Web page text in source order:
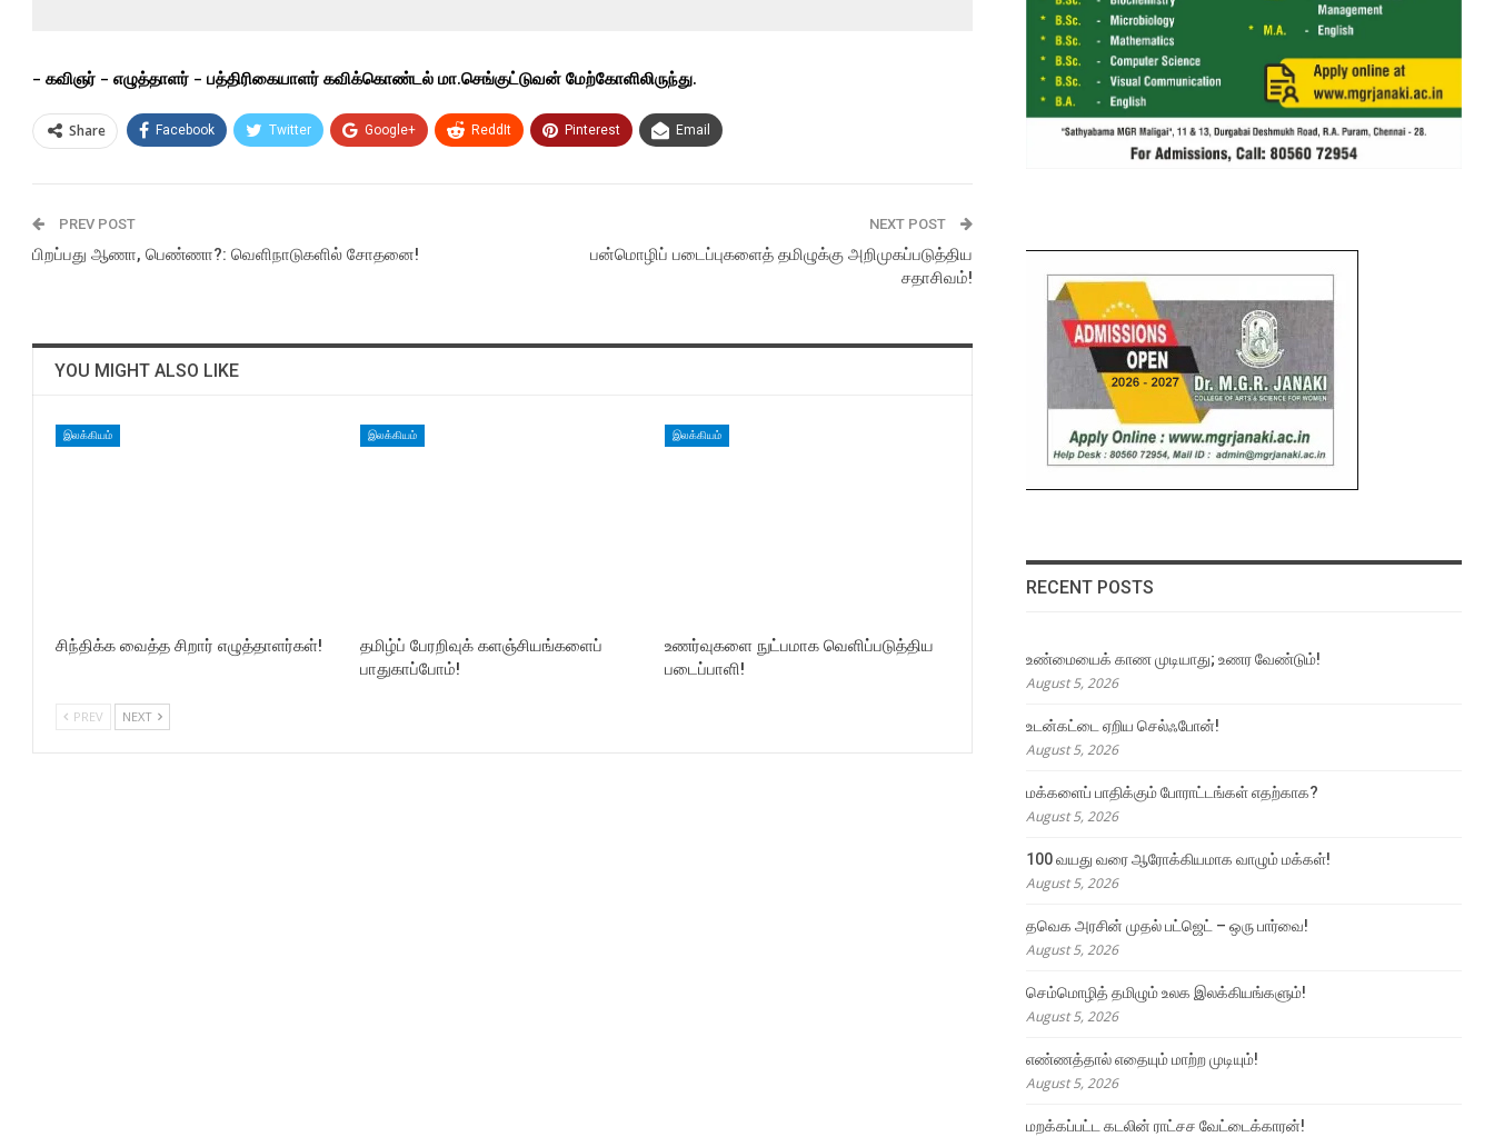
– கவிஞர் – எழுத்தாளர் – பத்திரிகையாளர் கவிக்கொண்டல் மா.செங்குட்டுவன் மேற்கோளிலிருந்து.
Share Facebook Twitter Google+ ReddIt Pinterest Email
PREV POST
பிறப்பது ஆணா, பெண்ணா?: வெளிநாடுகளில் சோதனை!
NEXT POST
பன்மொழிப் படைப்புகளைத் தமிழுக்கு அறிமுகப்படுத்திய
சதாசிவம்!
YOU MIGHT ALSO LIKE
இலக்கியம்
சிந்திக்க வைத்த சிறார் எழுத்தாளர்கள்!
இலக்கியம்
தமிழ்ப் பேரறிவுக் களஞ்சியங்களைப்
பாதுகாப்போம்!
இலக்கியம்
உணர்வுகளை நுட்பமாக வெளிப்படுத்திய
படைப்பாளி!
PREV NEXT
RECENT POSTS
உண்மையைக் காண முடியாது; உணர வேண்டும்!
August 5, 2026
உடன்கட்டை ஏறிய செல்ஃபோன்!
August 5, 2026
மக்களைப் பாதிக்கும் போராட்டங்கள் எதற்காக?
August 5, 2026
100 வயது வரை ஆரோக்கியமாக வாழும் மக்கள்!
August 5, 2026
தவெக அரசின் முதல் பட்ஜெட் – ஒரு பார்வை!
August 5, 2026
செம்மொழித் தமிழும் உலக இலக்கியங்களும்!
August 5, 2026
எண்ணத்தால் எதையும் மாற்ற முடியும்!
August 5, 2026
மறக்கப்பட்ட கடலின் ராட்சச வேட்டைக்காரன்!